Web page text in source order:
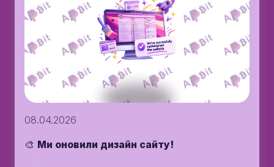
08.04.2026
🎨 Ми оновили дизайн сайту!